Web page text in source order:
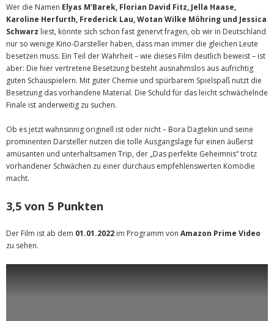
Wer die Namen Elyas M’Barek, Florian David Fitz, Jella Haase,
Karoline Herfurth, Frederick Lau, Wotan Wilke Möhring und Jessica
Schwarz liest, könnte sich schon fast genervt fragen, ob wir in Deutschland
nur so wenige Kino-Darsteller haben, dass man immer die gleichen Leute
besetzen muss. Ein Teil der Wahrheit – wie dieses Film deutlich beweist – ist
aber: Die hier vertretene Besetzung besteht ausnahmslos aus aufrichtig
guten Schauspielern. Mit guter Chemie und spürbarem Spielspaß nutzt die
Besetzung das vorhandene Material. Die Schuld für das leicht schwächelnde
Finale ist anderweitig zu suchen.
Ob es jetzt wahnsinnig originell ist oder nicht – Bora Dagtekin und seine
prominenten Darsteller nutzen die tolle Ausgangslage für einen äußerst
amüsanten und unterhaltsamen Trip, der „Das perfekte Geheimnis“ trotz
vorhandener Schwächen zu einer durchaus empfehlenswerten Komödie
macht.
3,5 von 5 Punkten
Der Film ist ab dem 01.01.2022 im Programm von Amazon Prime Video
zu sehen.